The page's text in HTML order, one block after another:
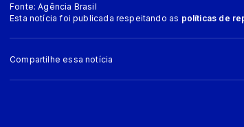
Fonte: Agência Brasil
Esta notícia foi publicada respeitando as políticas de
Compartilhe essa notícia